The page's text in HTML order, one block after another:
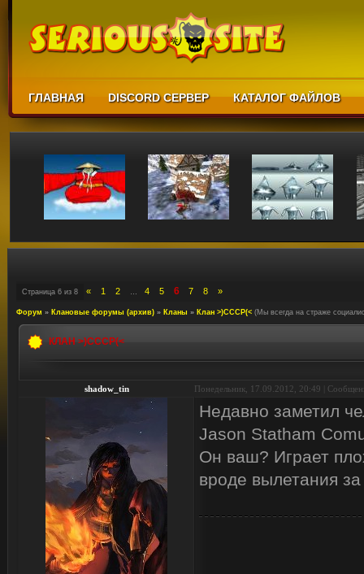
ГЛАВНАЯ DISCORD СЕРВЕР КАТАЛОГ ФАЙЛОВ
Страница 6 из 8 « 1 2 … 4 5 6 7 8 »
Форум » Клановые форумы (архив) » Кланы » Клан >)CCCP(< (Мы всегда на страже
КЛАН >)CCCP(<
shadow_tin Понедельник, 17.09.2012, 20:49 |
Недавно заметил
Jason Statham
Он ваш? Играет
вроде вылетания